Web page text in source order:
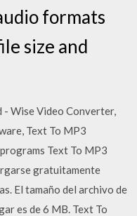
formats
size and
Wise Video Converter,
Text To MP3
Text To MP3
gratuitamente
El tamaño del archivo de
es de 6 MB. Text To